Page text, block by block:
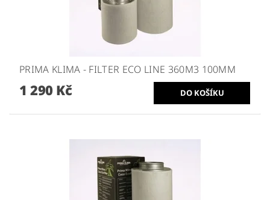
PRIMA KLIMA - FILTER ECO LINE 360M3 100MM
1 290 Kč